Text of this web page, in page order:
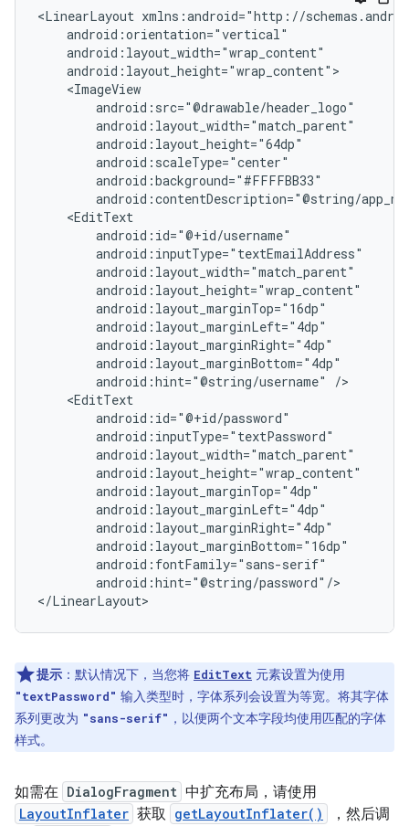
<LinearLayout
android:contentDescription="@string/
android:hint="@string/username"
android:hint="@string/password"/>
</LinearLayout>
提示 ：默认情况下，当您将 EditText 元素设置为使用
"textPassword" 输入类型时，字体系列会设置为等宽。将其字体
系列更改为 "sans-serif" ，以便两个文本字段均使用匹配的字体
样式。
如需在 DialogFragment 中扩充布局，请使用
LayoutInflater 获取 getLayoutInflater()
，然后调